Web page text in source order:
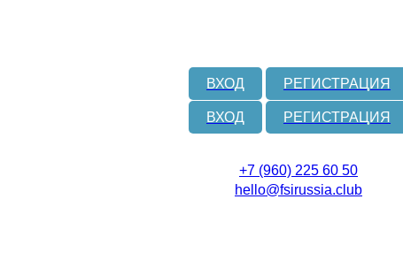
ВХОД РЕГИСТРАЦИЯ
ВХОД РЕГИСТРАЦИЯ
+7 (960) 225 60 50
hello@fsirussia.club